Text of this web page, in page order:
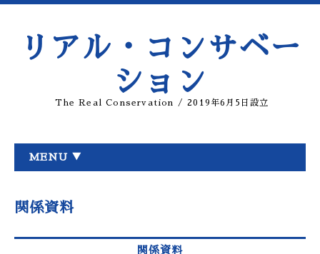
リアル・コンサベー
ション
The Real Conservation / 2019年6月5日設立
MENU ▼
関係資料
関係資料